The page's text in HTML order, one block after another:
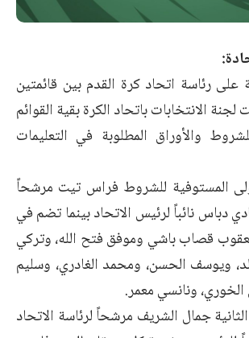
رئاسة اتحاد كرة القدم بين قائمتين
الانتخابات باتحاد الكرة بقية القوائم
والأوراق المطلوبة في التعليمات
المستوفية للشروط فراس تيت مرشحاً
دباس نائباً لرئيس الاتحاد بينما تضم في
قصاب باشي وموفق فتح الله، وتركي
ويوسف الحسن، ومحمد الغادري، وسليم
الخوري، ونانسي معمر.
جمال الشريف مرشحاً لرئاسة الاتحاد